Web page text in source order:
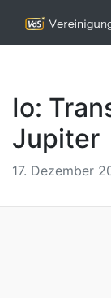
Io:
Jupiter
17. Dezember